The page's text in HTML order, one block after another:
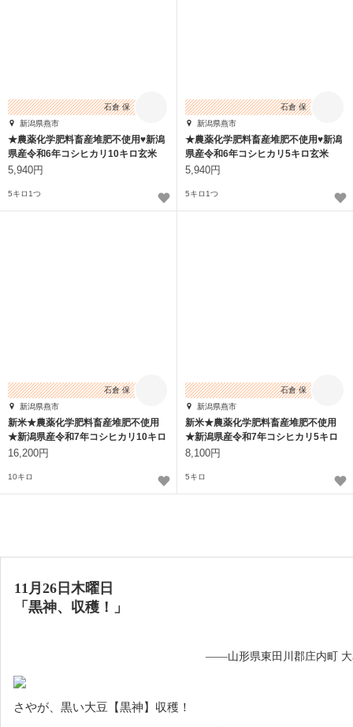
石倉 保
新潟県燕市
★農薬化学肥料畜産堆肥不使用♥新潟
県産令和6年コシヒカリ10キロ玄米
5,940円
5キロ1つ
石倉 保
新潟県燕市
★農薬化学肥料畜産堆肥不使用♥新潟
県産令和6年コシヒカリ5キロ玄米
5,940円
5キロ1つ
石倉 保
新潟県燕市
新米★農薬化学肥料畜産堆肥不使用
★新潟県産令和7年コシヒカリ10キロ
玄米
16,200円
10キロ
石倉 保
新潟県燕市
新米★農薬化学肥料畜産堆肥不使用
★新潟県産令和7年コシヒカリ5キロ
玄米
8,100円
5キロ
11月26日木曜日
「黒神、収穫！」
——山形県東田川郡庄内町 大
さやが、黒い大豆【黒神】収穫！